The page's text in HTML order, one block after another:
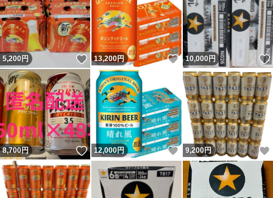
5,200円 いいね！
13,200円 いいね！
10,000円
8,700円 いいね！
12,000円 いいね！
9,200円